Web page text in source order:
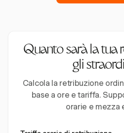
Quanto sarà la tua
gli
Calcola la retribuzione
base a ore e tariffa.
orarie e mezza